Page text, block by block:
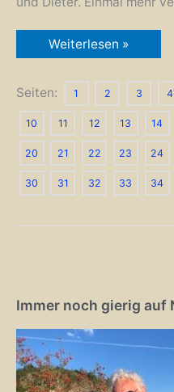
Die
erste
Tour:
Frankreich
Luxemburg
Belgien
Niederlande
–
Deutschland
Weiterlesen »
Seiten: 1 2 3 4
10 11 12 13 14
20 21 22 23 24
30 31 32 33 34
Immer noch gierig auf